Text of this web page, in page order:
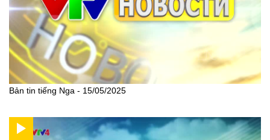
Bản tin tiếng Nga - 15/05/2025